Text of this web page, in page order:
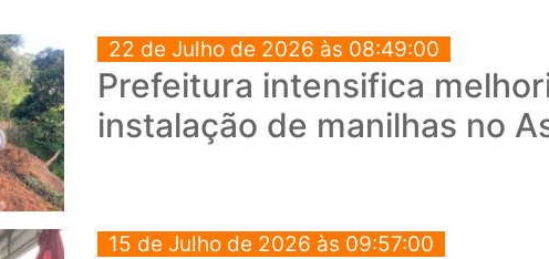
22 de Julho de 2026 às 08:49:00
Prefeitura intensifica
instalação de manilhas no
15 de Julho de 2026 às 09:57:00